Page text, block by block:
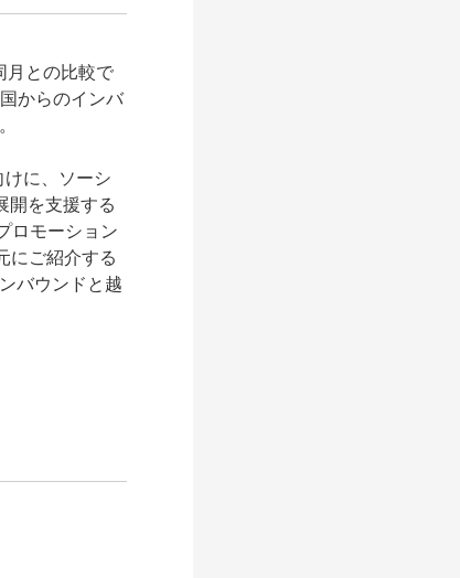
との比較で
からのインバ
に、ソーシ
開を支援する
ロモーション
にご紹介する
バウンドと越